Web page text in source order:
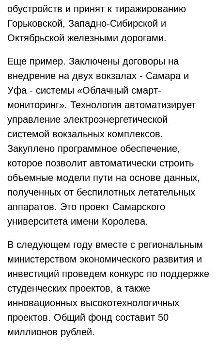
обустройств и принят к тиражированию
Горьковской, Западно-Сибирской и
Октябрьской железными дорогами.
Еще пример. Заключены договоры на
внедрение на двух вокзалах - Самара и
Уфа - системы «Облачный смарт-
мониторинг». Технология автоматизирует
управление электроэнергетической
системой вокзальных комплексов.
Закуплено программное обеспечение,
которое позволит автоматически строить
объемные модели пути на основе данных,
полученных от беспилотных летательных
аппаратов. Это проект Самарского
университета имени Королева.
В следующем году вместе с региональным
министерством экономического развития и
инвестиций проведем конкурс по поддержке
студенческих проектов, а также
инновационных высокотехнологичных
проектов. Общий фонд составит 50
миллионов рублей.